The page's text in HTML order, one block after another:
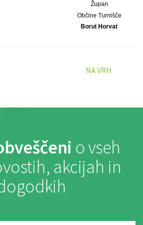
Župan
Občine Turnišče
Borut Horvat
NA VRH
o vseh
akcijah in